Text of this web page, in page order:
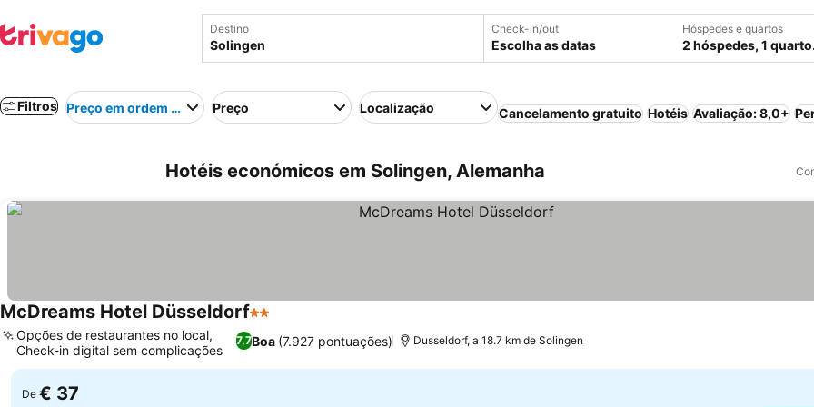
Destino Check-in/out
Escolha as datas
Hóspedes e quartos
2 hóspedes, 1 quarto.
Filtros Preço em ordem crescentePreço Localização Cancelamento gratuito Hotéis Avaliação: 8,0+
Hotéis económicos em Solingen, Alemanha
McDreams Hotel Düsseldorf2 Estrelas
7,7Boa (7.927 pontuações)
Opções de restaurantes no local,
Check-in digital sem complicações
Dusseldorf, a 18.7 km de Solingen
De € 37